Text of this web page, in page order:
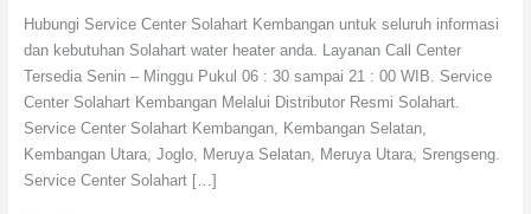
Hubungi Service Center Solahart Kembangan untuk seluruh informasi
dan kebutuhan Solahart water heater anda. Layanan Call Center
Tersedia Senin – Minggu Pukul 06 : 30 sampai 21 : 00 WIB. Service
Center Solahart Kembangan Melalui Distributor Resmi Solahart.
Service Center Solahart Kembangan, Kembangan Selatan,
Kembangan Utara, Joglo, Meruya Selatan, Meruya Utara, Srengseng.
Service Center Solahart […]
611-
457